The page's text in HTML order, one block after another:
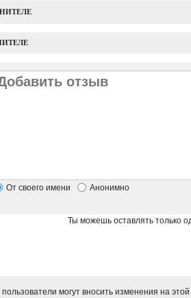
От своего имени Анонимно
Ты можешь оставлять только
могут вносить изменения на